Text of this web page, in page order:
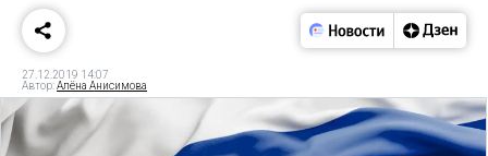
27.12.2019 14:07
Автор:Алёна Анисимова